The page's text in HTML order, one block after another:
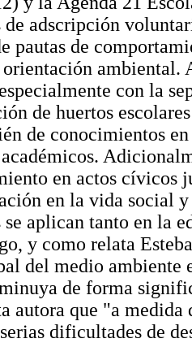
de adscripción
pautas de
ambiental.
con la
de huertos
de conocimientos
en actos cívicos
en la vida social y
se aplican tanto en la
y como relata
del medio ambiente
de forma
autora que "a medida
dificultades de